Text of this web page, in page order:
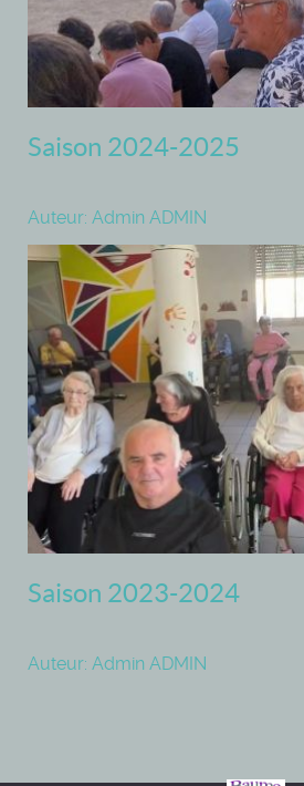
Saison 2024-2025
Auteur: Admin ADMIN
Saison 2023-2024
Auteur: Admin ADMIN